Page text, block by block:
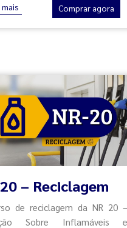
Comprar agora
– Reciclagem
de reciclagem da NR 20 –
Sobre Inflamáveis e